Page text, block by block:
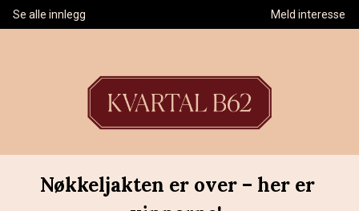
Se alle innlegg Meld interesse
Nøkkeljakten er over – her er